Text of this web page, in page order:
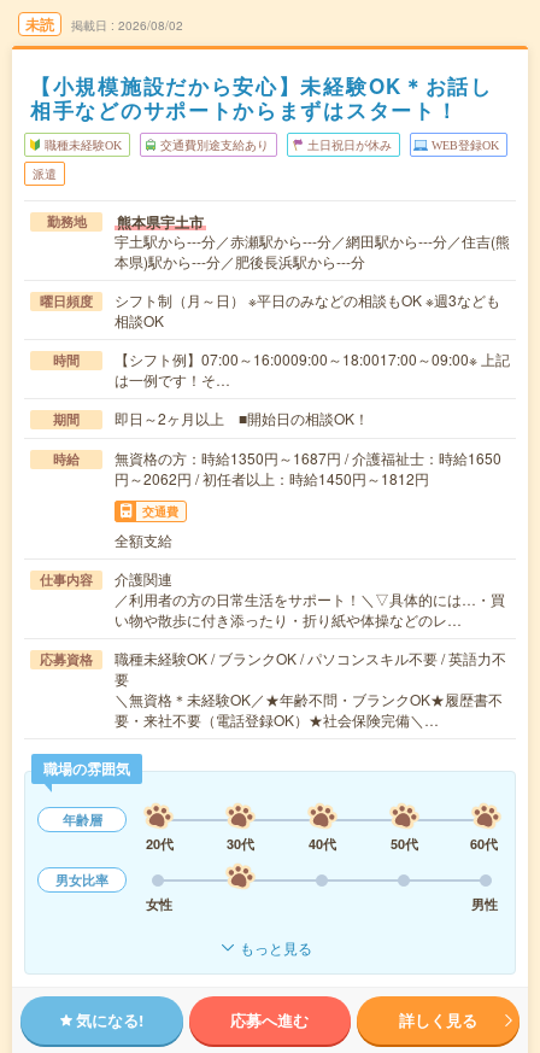
未読 掲載日 2026/08/02
【小規模施設だから安心】未経験OK＊お話し
相手などのサポートからまずはスタート！
職種未経験OK 交通費別途支給あり 土日祝日が休み WEB登録OK
派遣
勤務地 熊本県宇土市
宇土駅から---分／赤瀬駅から---分／網田駅から---分／住吉(熊
本県)駅から---分／肥後長浜駅から---分
曜日頻度
シフト制（月～日） ※平日のみなどの相談もOK ※週3なども
相談OK
時間
【シフト例】07:00～16:0009:00～18:0017:00～09:00※ 上記
は一例です！そ…
期間 即日～2ヶ月以上 ■開始日の相談OK！
時給
無資格の方：時給1350円～1687円 / 介護福祉士：時給1650
円～2062円 / 初任者以上：時給1450円～1812円
交通費
全額支給
仕事内容
介護関連
／利用者の方の日常生活をサポート！＼▽具体的には…・買
い物や散歩に付き添ったり・折り紙や体操などのレ…
応募資格
職種未経験OK / ブランクOK / パソコンスキル不要 / 英語力不
要
＼無資格＊未経験OK／★年齢不問・ブランクOK★履歴書不
要・来社不要（電話登録OK）★社会保険完備＼…
職場の雰囲気
年齢層
20代
30代 40代 50代
60代
男女比率
女性
男性
もっと見る
気になる! 応募へ進む 詳しく見る